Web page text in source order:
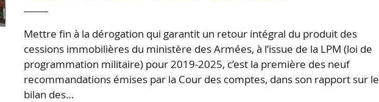
Mettre fin à la dérogation qui garantit un retour intégral du produit des
cessions immobilières du ministère des Armées, à l’issue de la LPM (loi de
programmation militaire) pour 2019-2025, c’est la première des neuf
recommandations émises par la Cour des comptes, dans son rapport sur le
bilan des…